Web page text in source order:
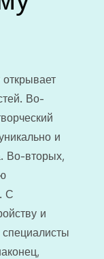
Во-
и
Во-вторых,
С
и